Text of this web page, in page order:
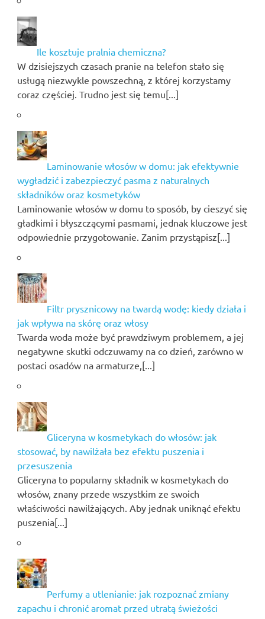
Ile kosztuje pralnia chemiczna?
W dzisiejszych czasach pranie na telefon stało się
usługą niezwykle powszechną, z której korzystamy
coraz częściej. Trudno jest się temu[...]
Laminowanie włosów w domu: jak efektywnie
wygładzić i zabezpieczyć pasma z naturalnych
składników oraz kosmetyków
Laminowanie włosów w domu to sposób, by cieszyć się
gładkimi i błyszczącymi pasmami, jednak kluczowe jest
odpowiednie przygotowanie. Zanim przystąpisz[...]
Filtr prysznicowy na twardą wodę: kiedy działa i
jak wpływa na skórę oraz włosy
Twarda woda może być prawdziwym problemem, a jej
negatywne skutki odczuwamy na co dzień, zarówno w
postaci osadów na armaturze,[...]
Gliceryna w kosmetykach do włosów: jak
stosować, by nawilżała bez efektu puszenia i
przesuszenia
Gliceryna to popularny składnik w kosmetykach do
włosów, znany przede wszystkim ze swoich
właściwości nawilżających. Aby jednak uniknąć efektu
puszenia[...]
Perfumy a utlenianie: jak rozpoznać zmiany
zapachu i chronić aromat przed utratą świeżości